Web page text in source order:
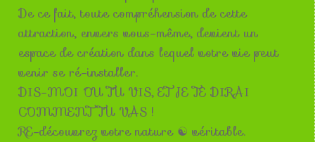
De ce fait, toute compréhension de cette
attraction, envers vous-même, devient un
espace de création dans lequel votre vie peut
venir se ré-installer.
DIS-MOI OU TU VIS, ET JE TE DIRAI
COMMENT TU VAS !
RE-découvrez votre nature ☯ véritable.